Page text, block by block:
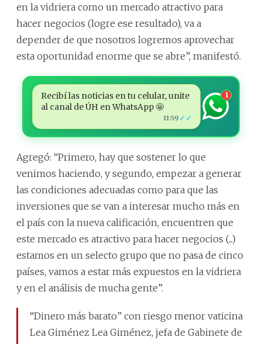
en la vidriera como un mercado atractivo para
hacer negocios (logre ese resultado), va a
depender de que nosotros logremos aprovechar
esta oportunidad enorme que se abre”, manifestó.
Recibí las noticias en tu celular, unite
al canal de ÚH en WhatsApp 🤩
11:59 ✓✓
1
Agregó: “Primero, hay que sostener lo que
venimos haciendo, y segundo, empezar a generar
las condiciones adecuadas como para que las
inversiones que se van a interesar mucho más en
el país con la nueva calificación, encuentren que
este mercado es atractivo para hacer negocios (...)
estamos en un selecto grupo que no pasa de cinco
países, vamos a estar más expuestos en la vidriera
y en el análisis de mucha gente”.
“Dinero más barato” con riesgo menor vaticina
Lea Giménez Lea Giménez, jefa de Gabinete de